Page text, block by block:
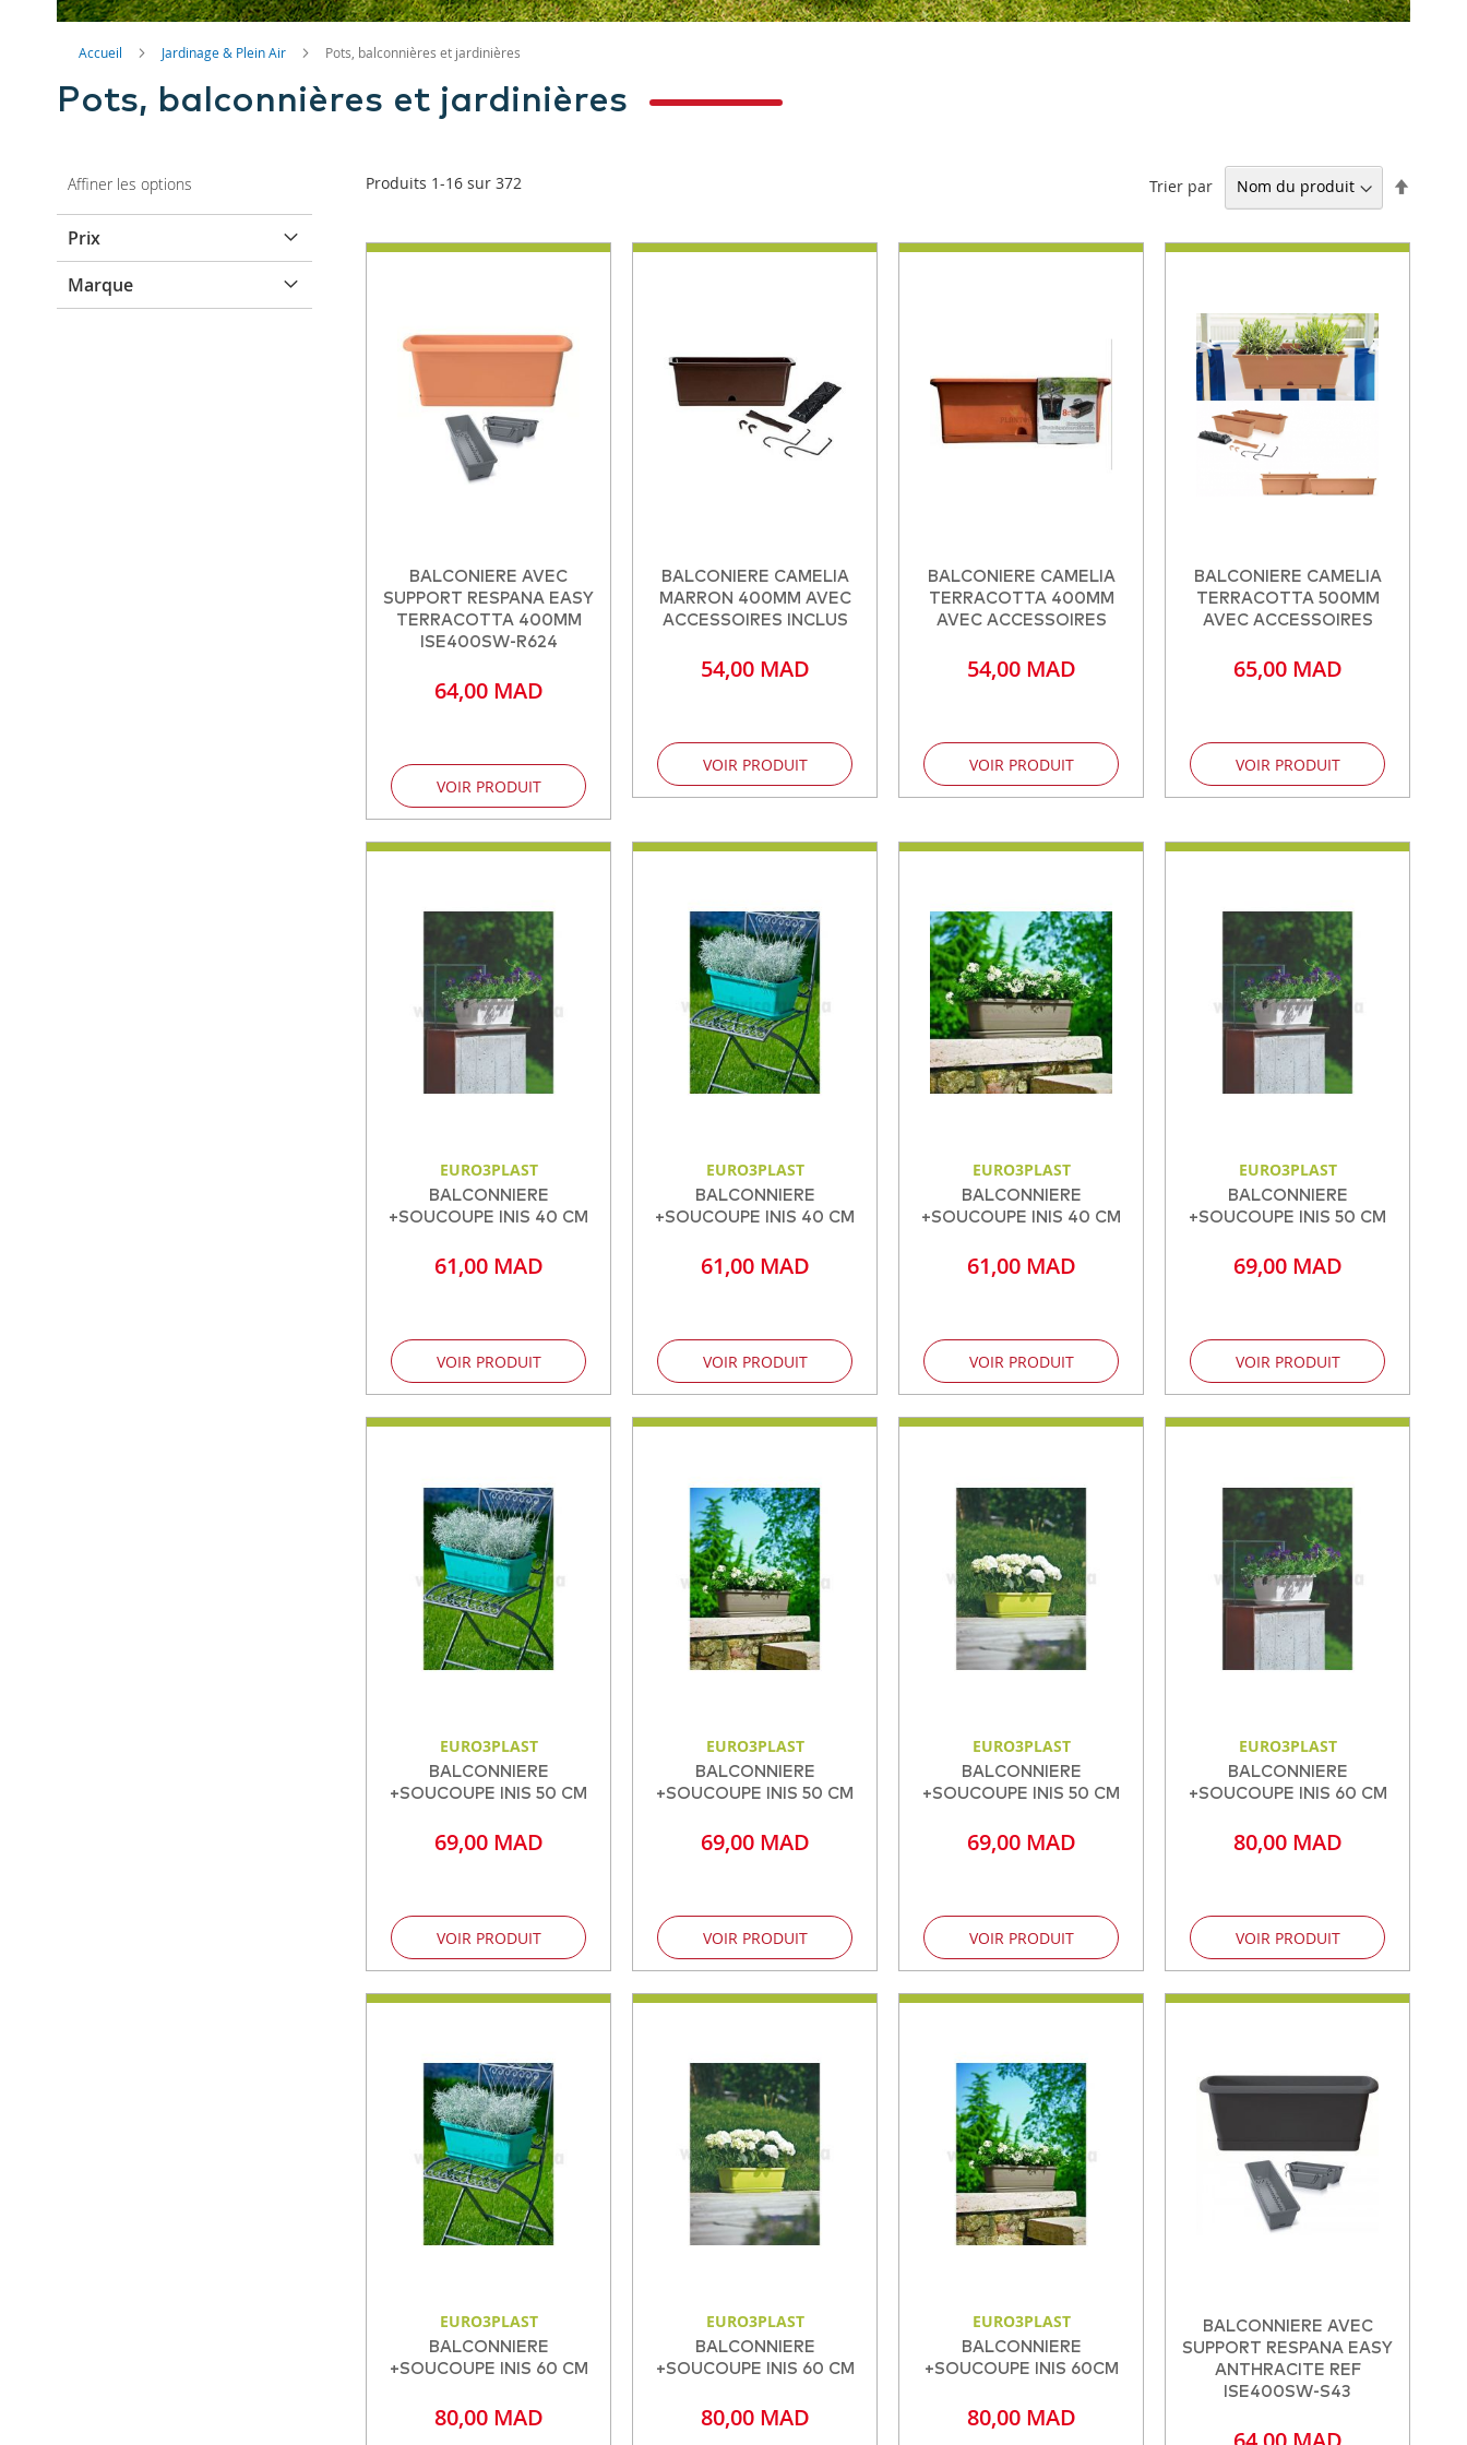
Accueil Jardinage & Plein Air Pots, balconnières et jardinières
Pots, balconnières et jardinières
Produits 1-16 sur372 Trier par
BALCONIERE AVEC
SUPPORT RESPANA EASY
TERRACOTTA 400MM
ISE400SW-R624
64,00 MAD
VOIR PRODUIT
BALCONIERE CAMELIA
MARRON 400MM AVEC
ACCESSOIRES INCLUS
54,00 MAD
VOIR PRODUIT
BALCONIERE CAMELIA
TERRACOTTA 400MM
AVEC ACCESSOIRES
54,00 MAD
VOIR PRODUIT
BALCONIERE CAMELIA
TERRACOTTA 500MM
AVEC ACCESSOIRES
65,00 MAD
VOIR PRODUIT
EURO3PLAST
BALCONNIERE
+SOUCOUPE INIS 40 CM
61,00 MAD
VOIR PRODUIT
EURO3PLAST
BALCONNIERE
+SOUCOUPE INIS 40 CM
61,00 MAD
VOIR PRODUIT
EURO3PLAST
BALCONNIERE
+SOUCOUPE INIS 40 CM
61,00 MAD
VOIR PRODUIT
EURO3PLAST
BALCONNIERE
+SOUCOUPE INIS 50 CM
69,00 MAD
VOIR PRODUIT
EURO3PLAST
BALCONNIERE
+SOUCOUPE INIS 50 CM
69,00 MAD
VOIR PRODUIT
EURO3PLAST
BALCONNIERE
+SOUCOUPE INIS 50 CM
69,00 MAD
VOIR PRODUIT
EURO3PLAST
BALCONNIERE
+SOUCOUPE INIS 50 CM
69,00 MAD
VOIR PRODUIT
EURO3PLAST
BALCONNIERE
+SOUCOUPE INIS 60 CM
80,00 MAD
VOIR PRODUIT
EURO3PLAST
BALCONNIERE
+SOUCOUPE INIS 60 CM
80,00 MAD
EURO3PLAST
BALCONNIERE
+SOUCOUPE INIS 60 CM
80,00 MAD
EURO3PLAST
BALCONNIERE
+SOUCOUPE INIS 60CM
80,00 MAD
BALCONNIERE AVEC
SUPPORT RESPANA EASY
ANTHRACITE REF
ISE400SW-S43
Affiner les options
Prix
Marque